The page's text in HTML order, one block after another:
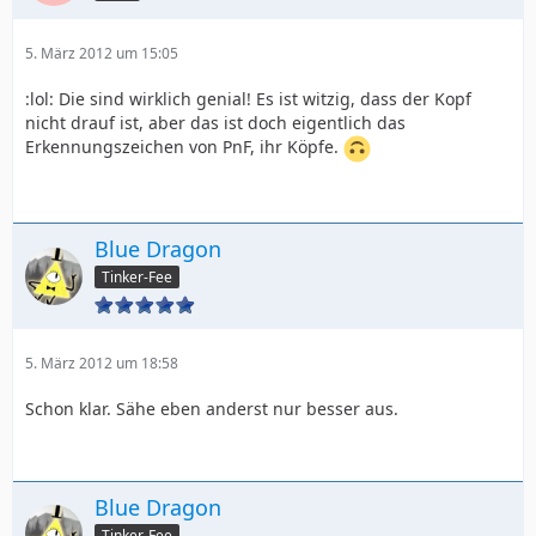
5. März 2012 um 15:05
:lol: Die sind wirklich genial! Es ist witzig, dass der Kopf
nicht drauf ist, aber das ist doch eigentlich das
Erkennungszeichen von PnF, ihr Köpfe.
Blue Dragon
Tinker-Fee
5. März 2012 um 18:58
Schon klar. Sähe eben anderst nur besser aus.
Blue Dragon